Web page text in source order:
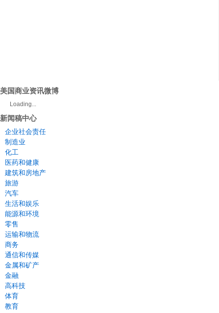
美国商业资讯微博
Loading...
新闻稿中心
企业社会责任
制造业
化工
医药和健康
建筑和房地产
旅游
汽车
生活和娱乐
能源和环境
零售
运输和物流
商务
通信和传媒
金属和矿产
金融
高科技
体育
教育